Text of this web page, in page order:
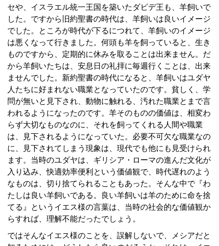
セや、イスラエル統一王国を築いたダビデ王も、羊飼いで
した。ですから旧約聖書の時代は、羊飼いは良いイメージ
でした。ところが時代が下るにつれて、羊飼いのイメージ
は悪くなって行きました。何頭も羊を飼っていると、生き
ものですから、定期的に休みを取ることは出来ません。だ
から羊飼いたちは、安息日の礼拝に毎週行くことは、出来
ませんでした。新約聖書の時代になると、羊飼いはユダヤ
人たちに好まれない職業となっていたのです。貧しく、学
問が無いと見下され、動物に触れる、汚れた職業とまで言
われるようになったのです。羊そのものの価値は、相変わ
らず大切なものなのに、それを飼ってくれる人間や職業
は、見下されるようになっていた。必要不可欠な職業なの
に、見下されてしまう現象は、現代でも他にも見受けられ
ます。当時のユダヤは、ギリシア・ローマの進んだ文化が
入り込み、快適効率便利という価値観で、時代遅れのよう
なものは、切り捨てられることもあった。そんな中で『わ
たしは良い羊飼いである。良い羊飼いは羊のために命を捨
てる』というイエス様の言葉は、当時の社会的な価値観か
らすれば、理解不能だったでしょう。
ではそんなイエス様のことを、誤解しないで、メシアだと